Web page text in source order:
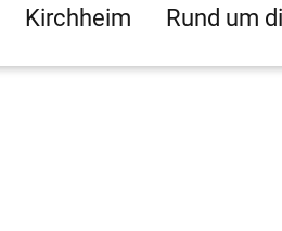
Kirchheim Rund um